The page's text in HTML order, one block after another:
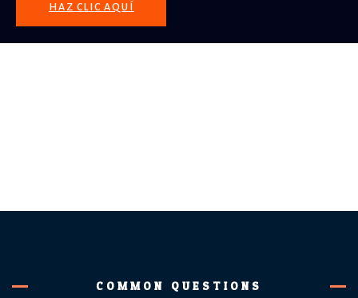
HAZ CLIC AQUÍ
COMMON QUESTIONS